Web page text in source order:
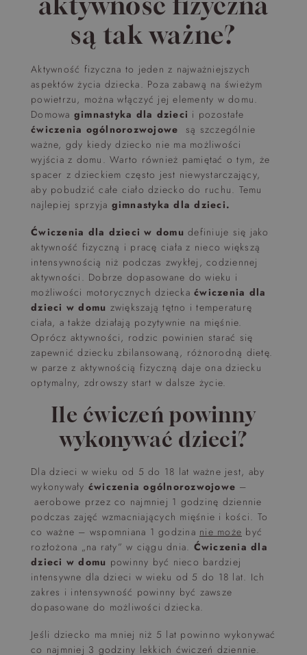
są tak ważne?
Aktywność fizyczna to jeden z najważniejszych
aspektów życia dziecka. Poza zabawą na świeżym
powietrzu, można włączyć jej elementy w domu.
Domowa gimnastyka dla dzieci i pozostałe
ćwiczenia ogólnorozwojowe są szczególnie
ważne, gdy kiedy dziecko nie ma możliwości
wyjścia z domu. Warto również pamiętać o tym, że
spacer z dzieckiem często jest niewystarczający,
aby pobudzić całe ciało dziecko do ruchu. Temu
najlepiej sprzyja gimnastyka dla dzieci.
Ćwiczenia dla dzieci w domu definiuje się jako
aktywność fizyczną i pracę ciała z nieco większą
intensywnością niż podczas zwykłej, codziennej
aktywności. Dobrze dopasowane do wieku i
możliwości motorycznych dziecka ćwiczenia dla
dzieci w domu zwiększają tętno i temperaturę
ciała, a także działają pozytywnie na mięśnie.
Oprócz aktywności, rodzic powinien starać się
zapewnić dziecku zbilansowaną, różnorodną dietę.
w parze z aktywnością fizyczną daje ona dziecku
optymalny, zdrowszy start w dalsze życie.
Ile ćwiczeń powinny
wykonywać dzieci?
Dla dzieci w wieku od 5 do 18 lat ważne jest, aby
wykonywały ćwiczenia ogólnorozwojowe –
aerobowe przez co najmniej 1 godzinę dziennie
podczas zajęć wzmacniających mięśnie i kości. To
co ważne – wspomniana 1 godzina nie może być
rozłożona „na raty” w ciągu dnia. Ćwiczenia dla
dzieci w domu powinny być nieco bardziej
intensywne dla dzieci w wieku od 5 do 18 lat. Ich
zakres i intensywność powinny być zawsze
dopasowane do możliwości dziecka.
Jeśli dziecko ma mniej niż 5 lat powinno wykonywać
co najmniej 3 godziny lekkich ćwiczeń dziennie.